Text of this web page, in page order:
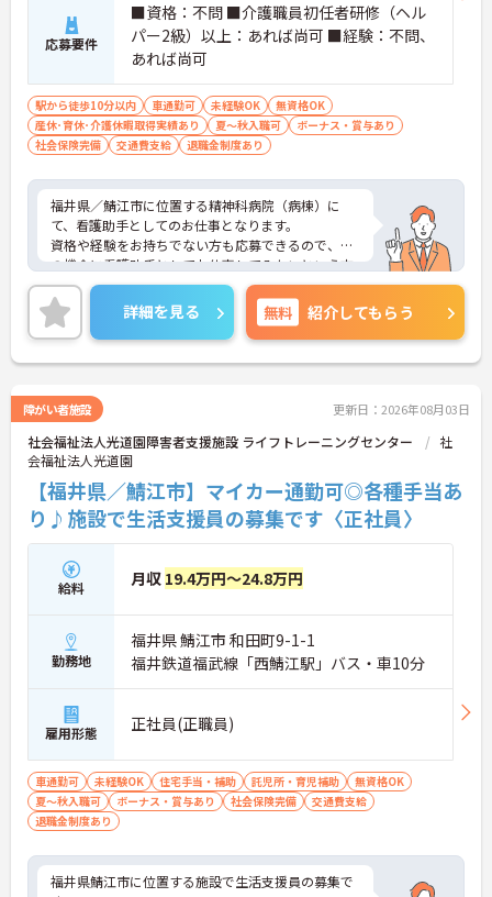
応募要件
■資格：不問 ■介護職員初任者研修（ヘル
パー2級）以上：あれば尚可 ■経験：不問、
あれば尚可
駅から徒歩10分以内 車通勤可 未経験OK
無資格OK
産休･育休･介護休暇取得実績あり
夏～秋入職可
ボーナス・賞与あり
社会保険完備
交通費支給 退職金制度あり
福井県／鯖江市に位置する精神科病院（病棟）に
て、看護助手としてのお仕事となります。
資格や経験をお持ちでない方も応募できるので、こ
の機会に看護助手としてお仕事してみたいという方
にお勧めの求人です！マイカー通勤も可能で、交通
費支給もあるので、通勤の際は心配いりません！
ご興味ある方は面接ポイントをお伝えしますので、
お気軽にお問い合わせください♪
詳細を見る 無料 紹介してもらう
障がい者施設 更新日：2026年08月03日
社会福祉法人光道園障害者支援施設 ライフトレーニングセンター
社
会福祉法人光道園
【福井県／鯖江市】マイカー通勤可◎各種手当あ
り♪施設で生活支援員の募集です〈正社員〉
給料 月収 19.4万円～24.8万円
勤務地
福井県 鯖江市 和田町9-1-1
福井鉄道福武線「西鯖江駅」バス・車10分
雇用形態 正社員(正職員)
車通勤可 未経験OK 住宅手当・補助 託児所・育児補助
無資格OK
夏～秋入職可
ボーナス・賞与あり 社会保険完備
交通費支給
退職金制度あり
福井県鯖江市に位置する施設で生活支援員の募集で